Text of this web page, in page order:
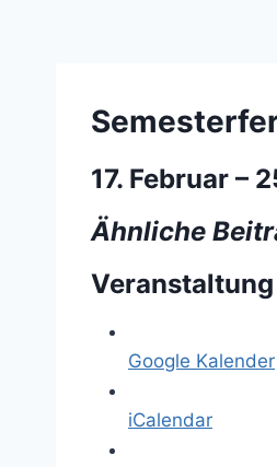
17. Februar –
Ähnliche
Google Kalender
iCalendar